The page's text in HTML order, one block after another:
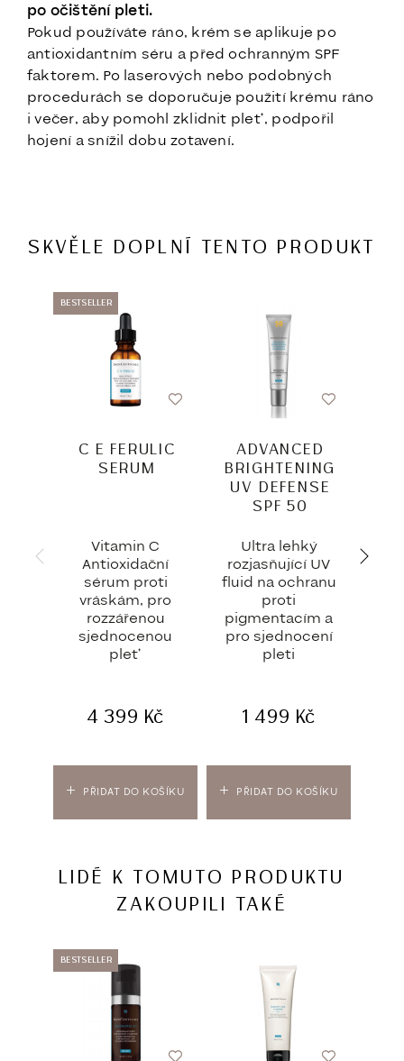
po očištění pleti.
Pokud používáte ráno, krém se aplikuje po
antioxidantním séru a před ochranným SPF
faktorem. Po laserových nebo podobných
procedurách se doporučuje použití krému ráno
i večer, aby pomohl zklidnit pleť, podpořil
hojení a snížil dobu zotavení.
SKVĚLE DOPLNÍ TENTO PRODUKT
BESTSELLER
PŘIDAT DO KOŠÍKU
C E FERULIC
SERUM
Vitamin C
Antioxidační
sérum proti
vráskám, pro
rozzářenou
sjednocenou
pleť
4 399 Kč
PŘIDAT DO KOŠÍKU
ADVANCED
BRIGHTENING
UV DEFENSE
SPF 50
Ultra lehký
rozjasňující UV
fluid na ochranu
proti
pigmentacím a
pro sjednocení
pleti
1 499 Kč
LIDÉ K TOMUTO PRODUKTU
ZAKOUPILI TAKÉ
BESTSELLER